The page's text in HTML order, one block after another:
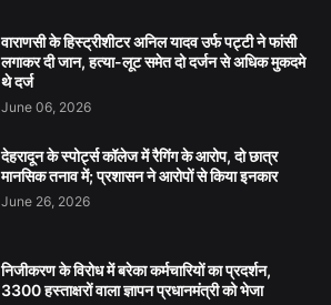
वाराणसी के हिस्ट्रीशीटर अनिल यादव उर्फ पट्टी ने फांसी
लगाकर दी जान, हत्या-लूट समेत दो दर्जन से अधिक मुकदमे
थे दर्ज
June 06, 2026
देहरादून के स्पोर्ट्स कॉलेज में रैगिंग के आरोप, दो छात्र
मानसिक तनाव में; प्रशासन ने आरोपों से किया इनकार
June 26, 2026
निजीकरण के विरोध में बरेका कर्मचारियों का प्रदर्शन,
3300 हस्ताक्षरों वाला ज्ञापन प्रधानमंत्री को भेजा